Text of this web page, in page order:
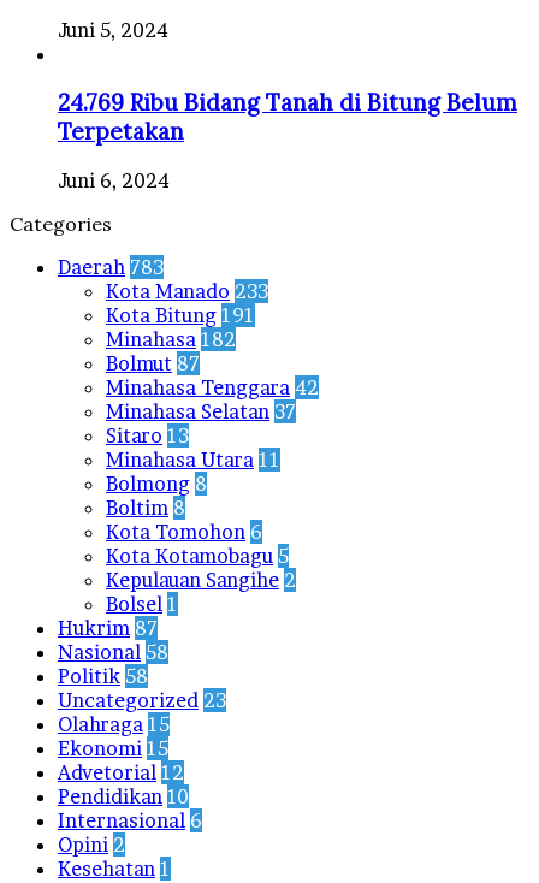
Juni 5, 2024
24.769 Ribu Bidang Tanah di Bitung Belum
Terpetakan
Juni 6, 2024
Categories
Daerah 783
Kota Manado 233
Kota Bitung 191
Minahasa 182
Bolmut 87
Minahasa Tenggara 42
Minahasa Selatan 37
Sitaro 13
Minahasa Utara 11
Bolmong 8
Boltim 8
Kota Tomohon 6
Kota Kotamobagu 5
Kepulauan Sangihe 2
Bolsel 1
Hukrim 87
Nasional 58
Politik 58
Uncategorized 23
Olahraga 15
Ekonomi 15
Advetorial 12
Pendidikan 10
Internasional 6
Opini 2
Kesehatan 1